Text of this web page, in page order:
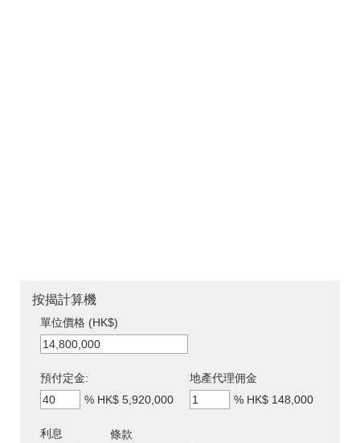
按揭計算機
單位價格 (HK$)
預付定金:
% HK$ 5,920,000
地產代理佣金
% HK$ 148,000
利息
條款